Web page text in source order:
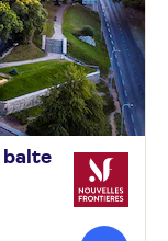
balte